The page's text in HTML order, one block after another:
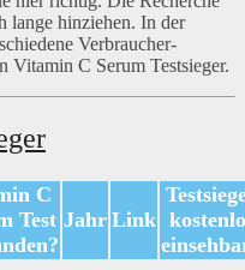
lange hinziehen. In der
Verbraucher-
C Serum Testsieger.
C
Test Jahr Link